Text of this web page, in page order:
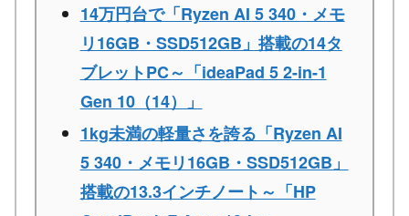
14万円台で「Ryzen AI 5 340・メモ
リ16GB・SSD512GB」搭載の14タ
ブレットPC～「ideaPad 5 2-in-1
Gen 10（14）」
1kg未満の軽量さを誇る「Ryzen AI
5 340・メモリ16GB・SSD512GB」
搭載の13.3インチノート～「HP